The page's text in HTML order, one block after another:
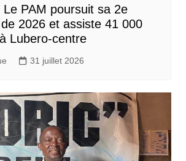
Le PAM poursuit sa 2e
2026 et assiste 41 000
Lubero-centre
31 juillet 2026